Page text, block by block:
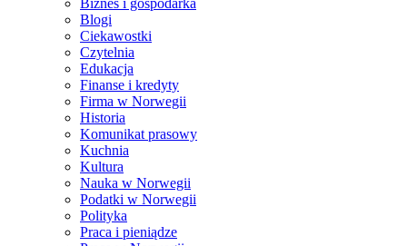
Biznes i gospodarka
Blogi
Ciekawostki
Czytelnia
Edukacja
Finanse i kredyty
Firma w Norwegii
Historia
Komunikat prasowy
Kuchnia
Kultura
Nauka w Norwegii
Podatki w Norwegii
Polityka
Praca i pieniądze